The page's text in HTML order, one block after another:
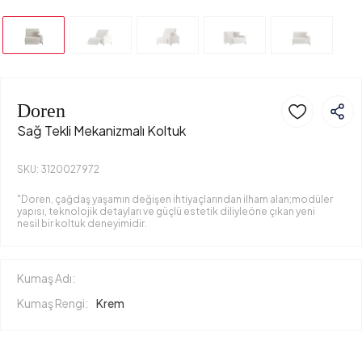
Doren
Sağ Tekli Mekanizmalı Koltuk
SKU: 3120027972
"Doren, çağdaş yaşamın değişen ihtiyaçlarından ilham alan;modüler
yapısı, teknolojik detayları ve güçlü estetik diliyleöne çıkan yeni
nesil bir koltuk deneyimidir.
Kumaş Adı:
Kumaş Rengi:
Krem